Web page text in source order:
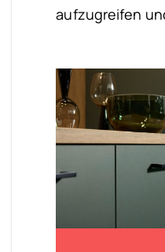
aufzugreifen